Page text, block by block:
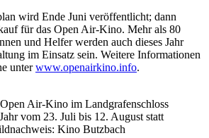
wird Ende Juni veröffentlicht; dann
für das Open Air-Kino. Mehr als 80
und Helfer werden auch dieses Jahr
im Einsatz sein. Weitere Informationen
unterwww.openairkino.info.
Air-Kino im Landgrafenschloss
vom 23. Juli bis 12. August statt
Kino Butzbach